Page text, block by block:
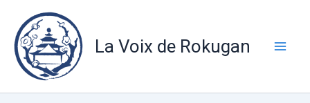
contenu
La Voix de Rokugan